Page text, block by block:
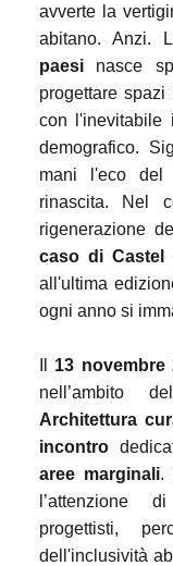
avverte la
abitano. Anzi.
paesi nasce
progettare
con l'inevitabile
demografico.
mani l'eco
rinascita. Nel
rigenerazione
caso di Castel
all'ultima
ogni anno si
13 novembre
nell’ambito
Architettura
incontro
aree marginali.
l’attenzione
progettisti,
dell'inclusività